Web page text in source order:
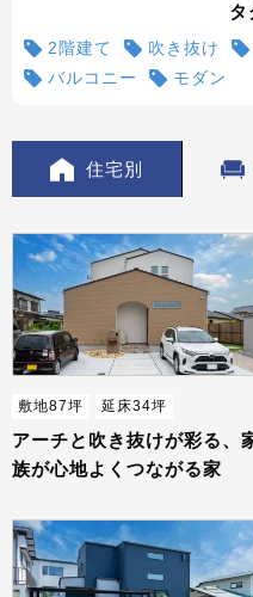
タ
2階建て 吹き抜け
バルコニー
モダン
住宅別
敷地87坪 延床34坪
アーチと吹き抜けが彩る、
族が心地よくつながる家